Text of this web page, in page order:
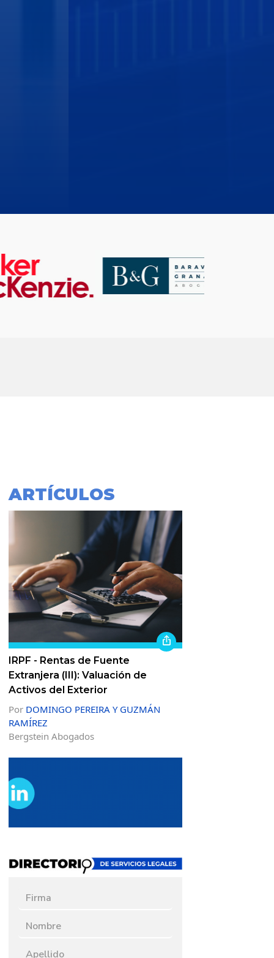
ARTÍCULOS
IRPF - Rentas de Fuente
Extranjera (III): Valuación de
Activos del Exterior
Por DOMINGO PEREIRA Y GUZMÁN
RAMÍREZ
Bergstein Abogados